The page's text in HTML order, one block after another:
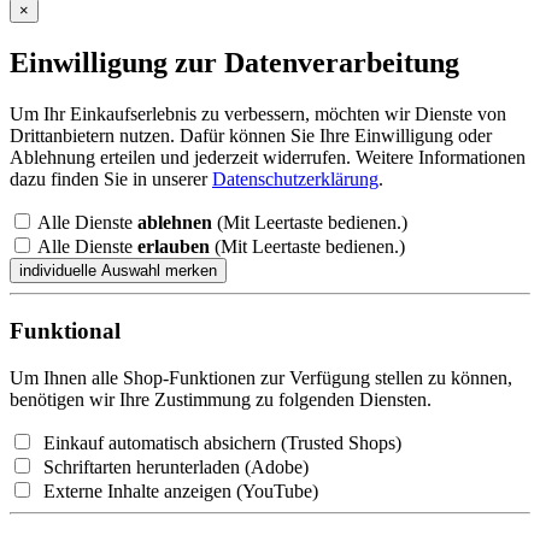
×
Einwilligung zur Datenverarbeitung
Um Ihr Einkaufserlebnis zu verbessern, möchten wir Dienste von
Drittanbietern nutzen. Dafür können Sie Ihre Einwilligung oder
Ablehnung erteilen und jederzeit widerrufen. Weitere Informationen
dazu finden Sie in unsererDatenschutzerklärung.
Alle Dienste ablehnen (Mit Leertaste bedienen.)
Alle Dienste erlauben (Mit Leertaste bedienen.)
Funktional
Um Ihnen alle Shop-Funktionen zur Verfügung stellen zu können,
benötigen wir Ihre Zustimmung zu folgenden Diensten.
Einkauf automatisch absichern (Trusted Shops)
Schriftarten herunterladen (Adobe)
Externe Inhalte anzeigen (YouTube)